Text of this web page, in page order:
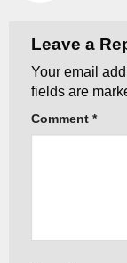
Leave a
Your email
fields are
Comment *